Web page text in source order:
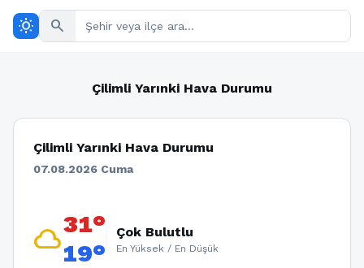
wb_sunny search
Çilimli Yarınki Hava Durumu
Çilimli Yarınki Hava Durumu
07.08.2026 Cuma
cloud31°
19°
Çok Bulutlu
En Yüksek / En Düşük